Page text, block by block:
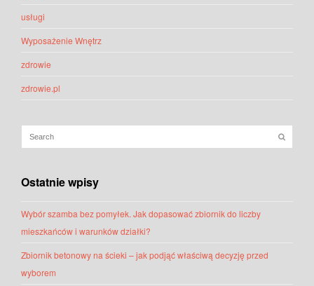
usługi
Wyposażenie Wnętrz
zdrowie
zdrowie.pl
Ostatnie wpisy
Wybór szamba bez pomyłek. Jak dopasować zbiornik do liczby
mieszkańców i warunków działki?
Zbiornik betonowy na ścieki – jak podjąć właściwą decyzję przed
wyborem